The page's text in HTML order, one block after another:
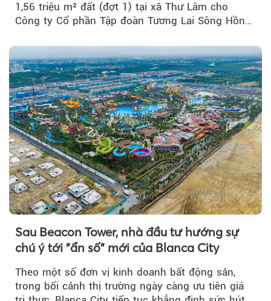
1,56 triệu m² đất (đợt 1) tại xã Thư Lâm cho
Công ty Cổ phần Tập đoàn Tương Lai Sông Hồng
Sau Beacon Tower, nhà đầu tư hướng sự
chú ý tới "ẩn số" mới của Blanca City
Theo một số đơn vị kinh doanh bất động sản,
trong bối cảnh thị trường ngày càng ưu tiên giá